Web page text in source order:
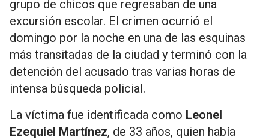
grupo de chicos que regresaban de una
excursión escolar. El crimen ocurrió el
domingo por la noche en una de las esquinas
más transitadas de la ciudad y terminó con la
detención del acusado tras varias horas de
intensa búsqueda policial.
La víctima fue identificada como Leonel
Ezequiel Martínez, de 33 años, quien había